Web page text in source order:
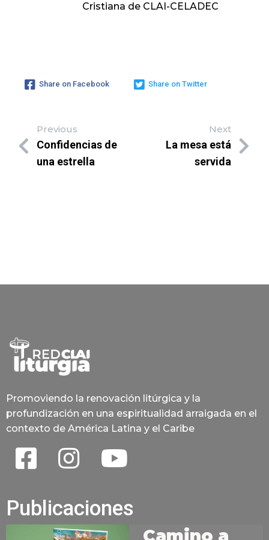
Cristiana de CLAI-CELADEC
Share on Facebook Share on Twitter
Previous
Confidencias de
una estrella
Next
La mesa está
servida
Promoviendo la renovación litúrgica y la
profundización en una espiritualidad arraigada en el
contexto de América Latina y el Caribe
Publicaciones
Camino a